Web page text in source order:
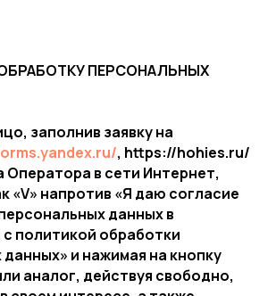
ПЕРСОНАЛЬНЫХ
заполнив заявку на
, https://hohies.ru/
Оператора в сети Интернет,
«V» напротив «Я даю согласие
данных в
политикой обработки
и нажимая на кнопку
аналог, действуя свободно,